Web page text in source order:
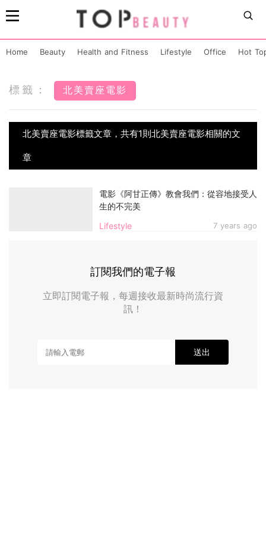
Home Beauty Health and Fitness Lifestyle Office Hot
標籤： 北美賣座電影
北美賣座電影標籤文章，共有1則北美賣座電影相關的文
章
Lifestyle 7 years ago
電影《阿甘正傳》教會我們：從容地接受人
生的不完美
訂閱我們的電子報
立即訂閱電子報，每週接收最新時尚流行資
訊！
送出